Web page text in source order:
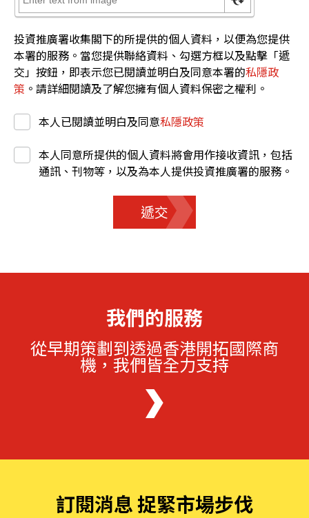
投資推廣署收集閣下的所提供的個人資料，以便為您提供
本署的服務。當您提供聯絡資料、勾選方框以及點擊「遞
交」按鈕，即表示您已閱讀並明白及同意本署的私隱政
策 。請詳細閱讀及了解您擁有個人資料保密之權利。
本人已閱讀並明白及同意私隱政策
本人同意所提供的個人資料將會用作接收資訊，包括
通訊、刊物等，以及為本人提供投資推廣署的服務。
遞交
我們的服務
從早期策劃到透過香港開拓國際商
機，我們皆全力支持
訂閱消息 捉緊市場步伐